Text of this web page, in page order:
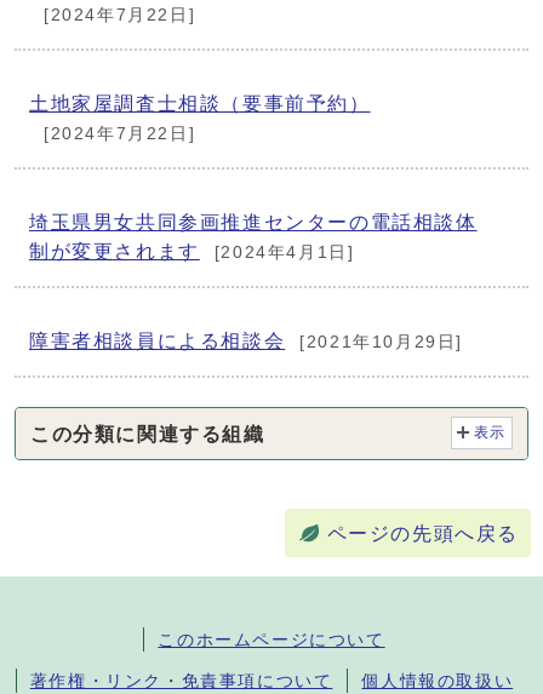
[2024年7月22日]
土地家屋調査士相談（要事前予約）
[2024年7月22日]
埼玉県男女共同参画推進センターの電話相談体
制が変更されます
[2024年4月1日]
障害者相談員による相談会 [2021年10月29日]
この分類に関連する組織 表示
ページの先頭へ戻る
このホームページについて
著作権・リンク・免責事項について 個人情報の取扱い